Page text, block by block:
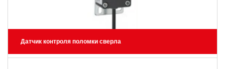
Датчик контроля поломки сверла